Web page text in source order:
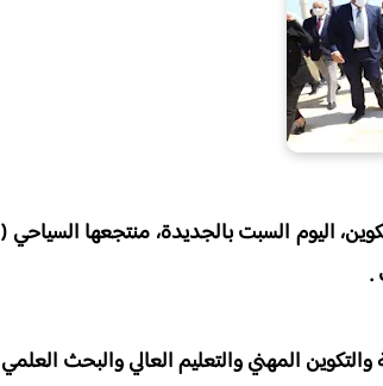
اليوم السبت بالجديدة، منتجعها السياحي (
.
المهني والتعليم العالي والبحث العلمي